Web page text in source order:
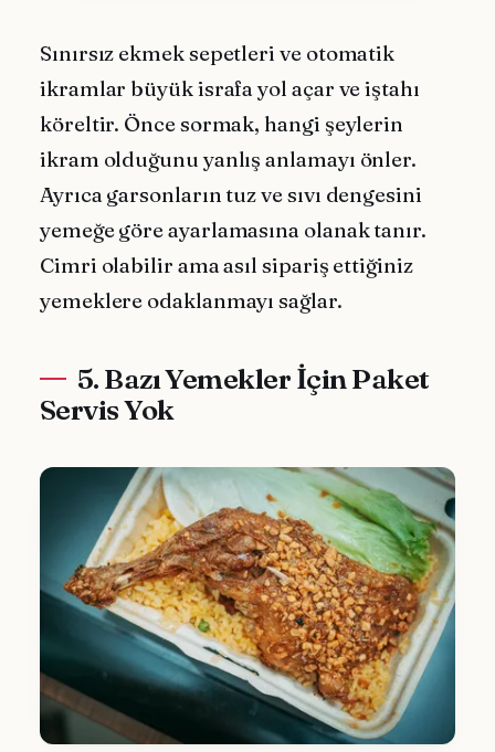
Sınırsız ekmek sepetleri ve otomatik
ikramlar büyük israfa yol açar ve iştahı
köreltir. Önce sormak, hangi şeylerin
ikram olduğunu yanlış anlamayı önler.
Ayrıca garsonların tuz ve sıvı dengesini
yemeğe göre ayarlamasına olanak tanır.
Cimri olabilir ama asıl sipariş ettiğiniz
yemeklere odaklanmayı sağlar.
5. Bazı Yemekler İçin Paket
Servis Yok